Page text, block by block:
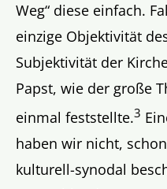
Weg“ diese einfach.
einzige Objektivität
Subjektivität der
Papst, wie der große
einmal feststellte.3
haben wir nicht,
kulturell-synodal